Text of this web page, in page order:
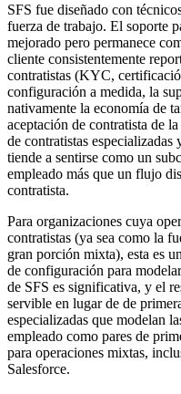
SFS fue diseñado con
fuerza de trabajo. El soporte
mejorado pero permanece
cliente consistentemente
contratistas (KYC,
configuración a medida, la
nativamente la economía de
aceptación de contratista de
de contratistas
tiende a sentirse como un
empleado más que un flujo
contratista.
Para organizaciones cuya
contratistas (ya sea como la
gran porción mixta), esta es
de configuración para
de SFS es significativa, y el
servible en lugar de de
especializadas que modelan
empleado como pares de
para operaciones mixtas,
Salesforce.